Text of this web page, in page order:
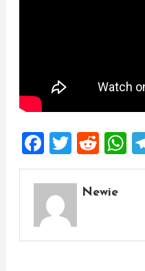
Twitter
Newie